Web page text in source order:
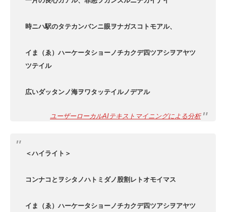
時ニハ駅のタテカンバンニ眼ヲナガスコトモアル、
イま（ゑ）ハーケータショーノチカクデ四ツアシヲアヤツ
ツテイル
広いダッタンノ海ヲワタッテイルノデアル
ユーザーローカルAIテキストマイニングによる分析
＜ハイライト＞
コンナコとヲシタノハトミダノ股割レトオモイマス
イま（ゑ）ハーケータショーノチカクデ四ツアシヲアヤツ